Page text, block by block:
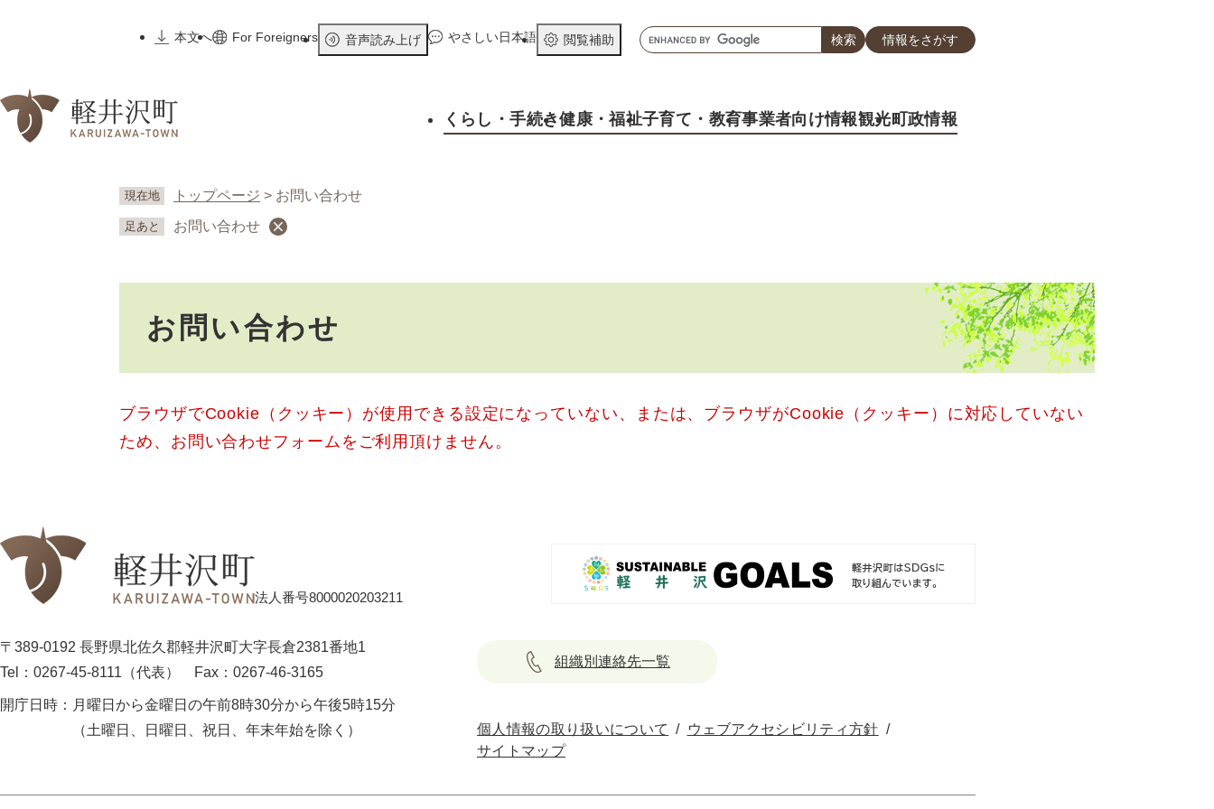
先
本文へ
For Foreigners 音声読み上げ やさしい日本語 閲覧補助
キ
ー
ド
情報をさがす
くらし ・手続き健康 ・福祉子育て ・教育事業者向け情報観光町政情報
現在地 トップページ > お問い合わせ
足あと お問い合わせ
お問い合わせ
ブラウザでCookie（クッキー）が使用できる設定になっていない、または、ブラウザがCookie（クッキー）に対応していない
ため、お問い合わせフォームをご利用頂けません。
法人番号8000020203211
〒389-0192 長野県北佐久郡軽井沢町大字長倉2381番地1
Tel：0267-45-8111（代表）
Fax：0267-46-3165
開庁日時： 月曜日から金曜日の午前8時30分から午後5時15分
（土曜日、日曜日、祝日、年末年始を除く）
組織別連絡先一覧
個人情報の取り扱いについて
ウェブアクセシビリティ方針
サイトマップ